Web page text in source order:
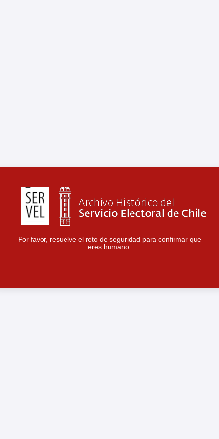
Por favor, resuelve el reto de seguridad para confirmar que
eres humano.